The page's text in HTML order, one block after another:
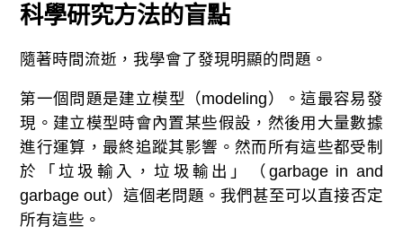
科學研究方法的盲點
隨著時間流逝，我學會了發現明顯的問題。
第一個問題是建立模型（modeling）。這最容易發
現。建立模型時會內置某些假設，然後用大量數據
進行運算，最終追蹤其影響。然而所有這些都受制
於「垃圾輸入，垃圾輸出」（garbage in and
garbage out）這個老問題。我們甚至可以直接否定
所有這些。